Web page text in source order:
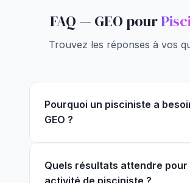
FAQ — GEO pour
Trouvez les réponses à vos
Pourquoi un pisciniste a
GEO ?
Quels résultats attendre pour
activité de pisciniste ?